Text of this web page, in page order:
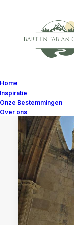
Home
Inspiratie
Onze Bestemmingen
Over ons